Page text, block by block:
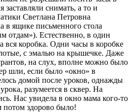
заставляли снимать, а то и
Светлана Петровна
в ящике письменного стола
отдам»). Естественно, в один
вся коробка. Одни часы в коробке
с эмалью на крышечке. Даже
на слух, вполне можно было
шли, если было «окно» в
домой после уроков, однажды
разумеется в сквер. На
Нас увидела в окно мама кого-то
здорово было!